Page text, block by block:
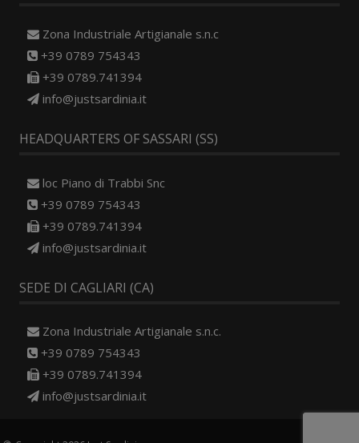
Zona Industriale Artigianale s.n.c
+39 0789 754343
+39 0789.741394
info@justsardinia.it
HEADQUARTERS OF SASSARI (SS)
loc Piano di Trabbi Snc
+39 0789 754343
+39 0789.741394
info@justsardinia.it
SEDE DI CAGLIARI (CA)
Zona Industriale Artigianale s.n.c.
+39 0789 754343
+39 0789.741394
info@justsardinia.it